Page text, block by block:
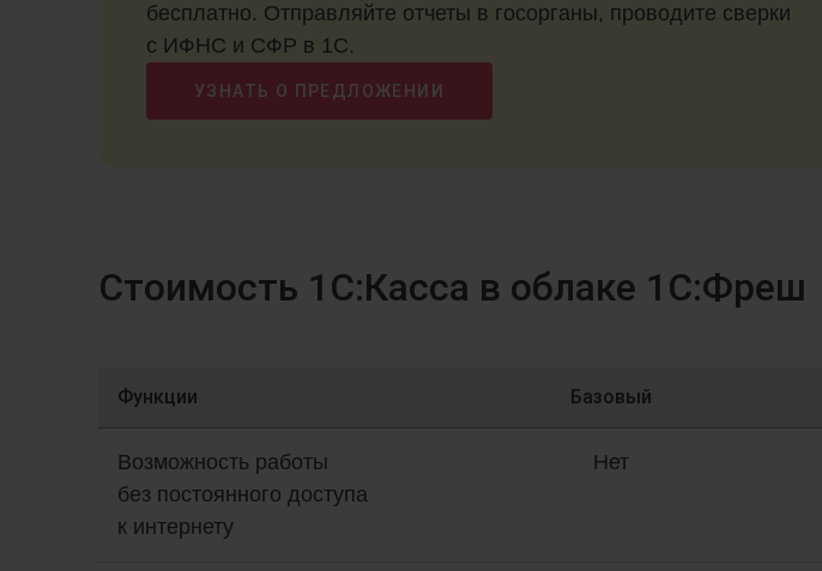
бесплатно. Отправляйте отчеты в госорганы, проводите сверки
с ИФНС и СФР в 1С.
УЗНАТЬ О ПРЕДЛОЖЕНИИ
Стоимость 1С:Касса в облаке 1С:Фреш
Функции Базовый
Возможность работы
без постоянного доступа
к интернету
Нет